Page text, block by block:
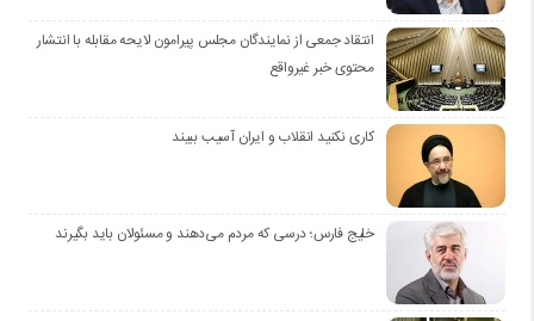
انتقاد جمعی از نمایندگان مجلس پیرامون لایحه مقابله با انتشار
محتوی خبر غیرواقع
کاری نکنید انقلاب و ایران آسیب ببیند
خلیج فارس؛ درسی که مردم می‌دهند و مسئولان باید بگیرند